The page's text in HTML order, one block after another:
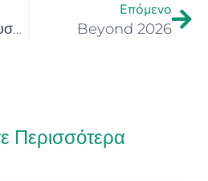
Ανοικτή Διαβούλευση για τη δράση «Καινοτομώ στην Κρήτη» – Υποστήριξη Νέων Καινοτόμων Επιχειρήσεων στην Περιφέρεια Κρήτης
Επόμενο
Beyond 2026
Περισσότερα